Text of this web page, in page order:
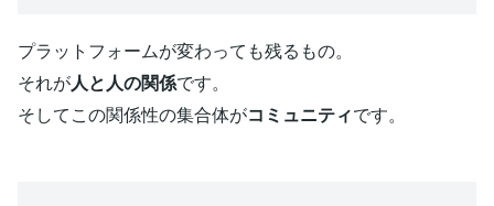
プラットフォームが変わっても残るもの。
それが人と人の関係です。
そしてこの関係性の集合体がコミュニティです。